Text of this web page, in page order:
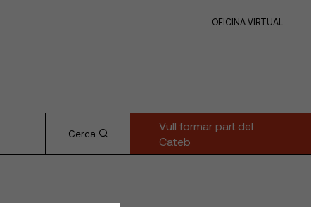
OFICINA VIRTUAL
Cerca
Vull formar part del
Cateb